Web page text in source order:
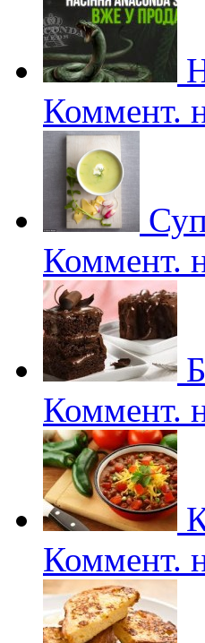
Коммент.
Коммент.
Коммент.
Коммент.